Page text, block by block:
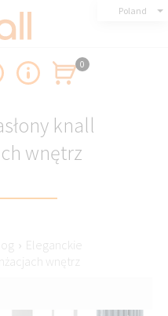
Poland
0
knall
wnętrz
› Eleganckie
wnętrz